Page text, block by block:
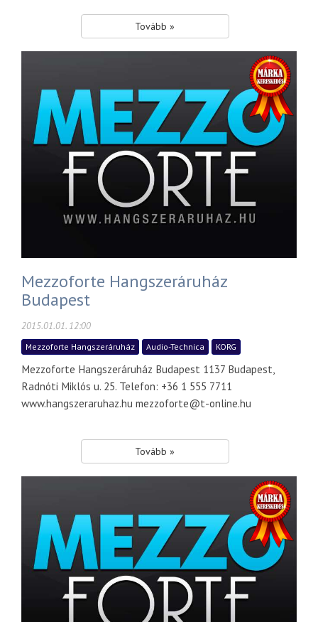
Tovább »
Mezzoforte Hangszeráruház
Budapest
2015.01.01. 12:00
Mezzoforte Hangszeráruház Audio-Technica KORG
Mezzoforte Hangszeráruház Budapest 1137 Budapest,
Radnóti Miklós u. 25. Telefon: +36 1 555 7711
www.hangszeraruhaz.hu mezzoforte@t-online.hu
Tovább »